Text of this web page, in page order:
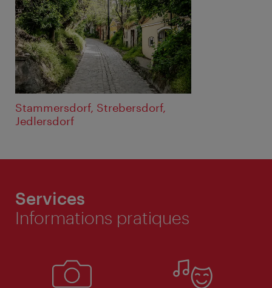
Stammersdorf, Strebersdorf,
Jedlersdorf
Services
Informations pratiques